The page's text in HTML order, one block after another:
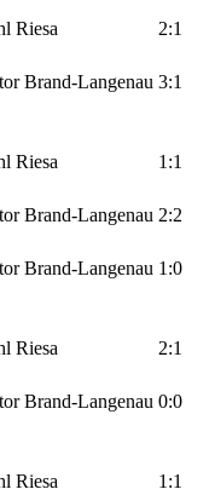
Riesa
2:1
Brand-Langenau 3:1
Riesa
1:1
Brand-Langenau 2:2
Brand-Langenau 1:0
Riesa
2:1
Brand-Langenau 0:0
Riesa
1:1